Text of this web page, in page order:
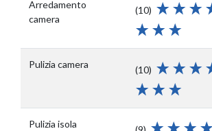
Arredamento
camera
(10)
Pulizia camera (10)
Pulizia isola